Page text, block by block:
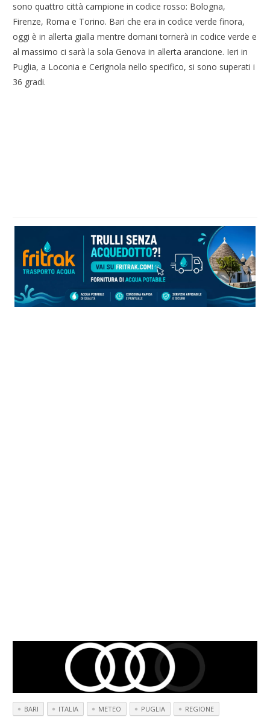
sono quattro città campione in codice rosso: Bologna,
Firenze, Roma e Torino. Bari che era in codice verde finora,
oggi è in allerta gialla mentre domani tornerà in codice verde e
al massimo ci sarà la sola Genova in allerta arancione. Ieri in
Puglia, a Loconia e Cerignola nello specifico, si sono superati i
36 gradi.
BARI ITALIA METEO PUGLIA REGIONE